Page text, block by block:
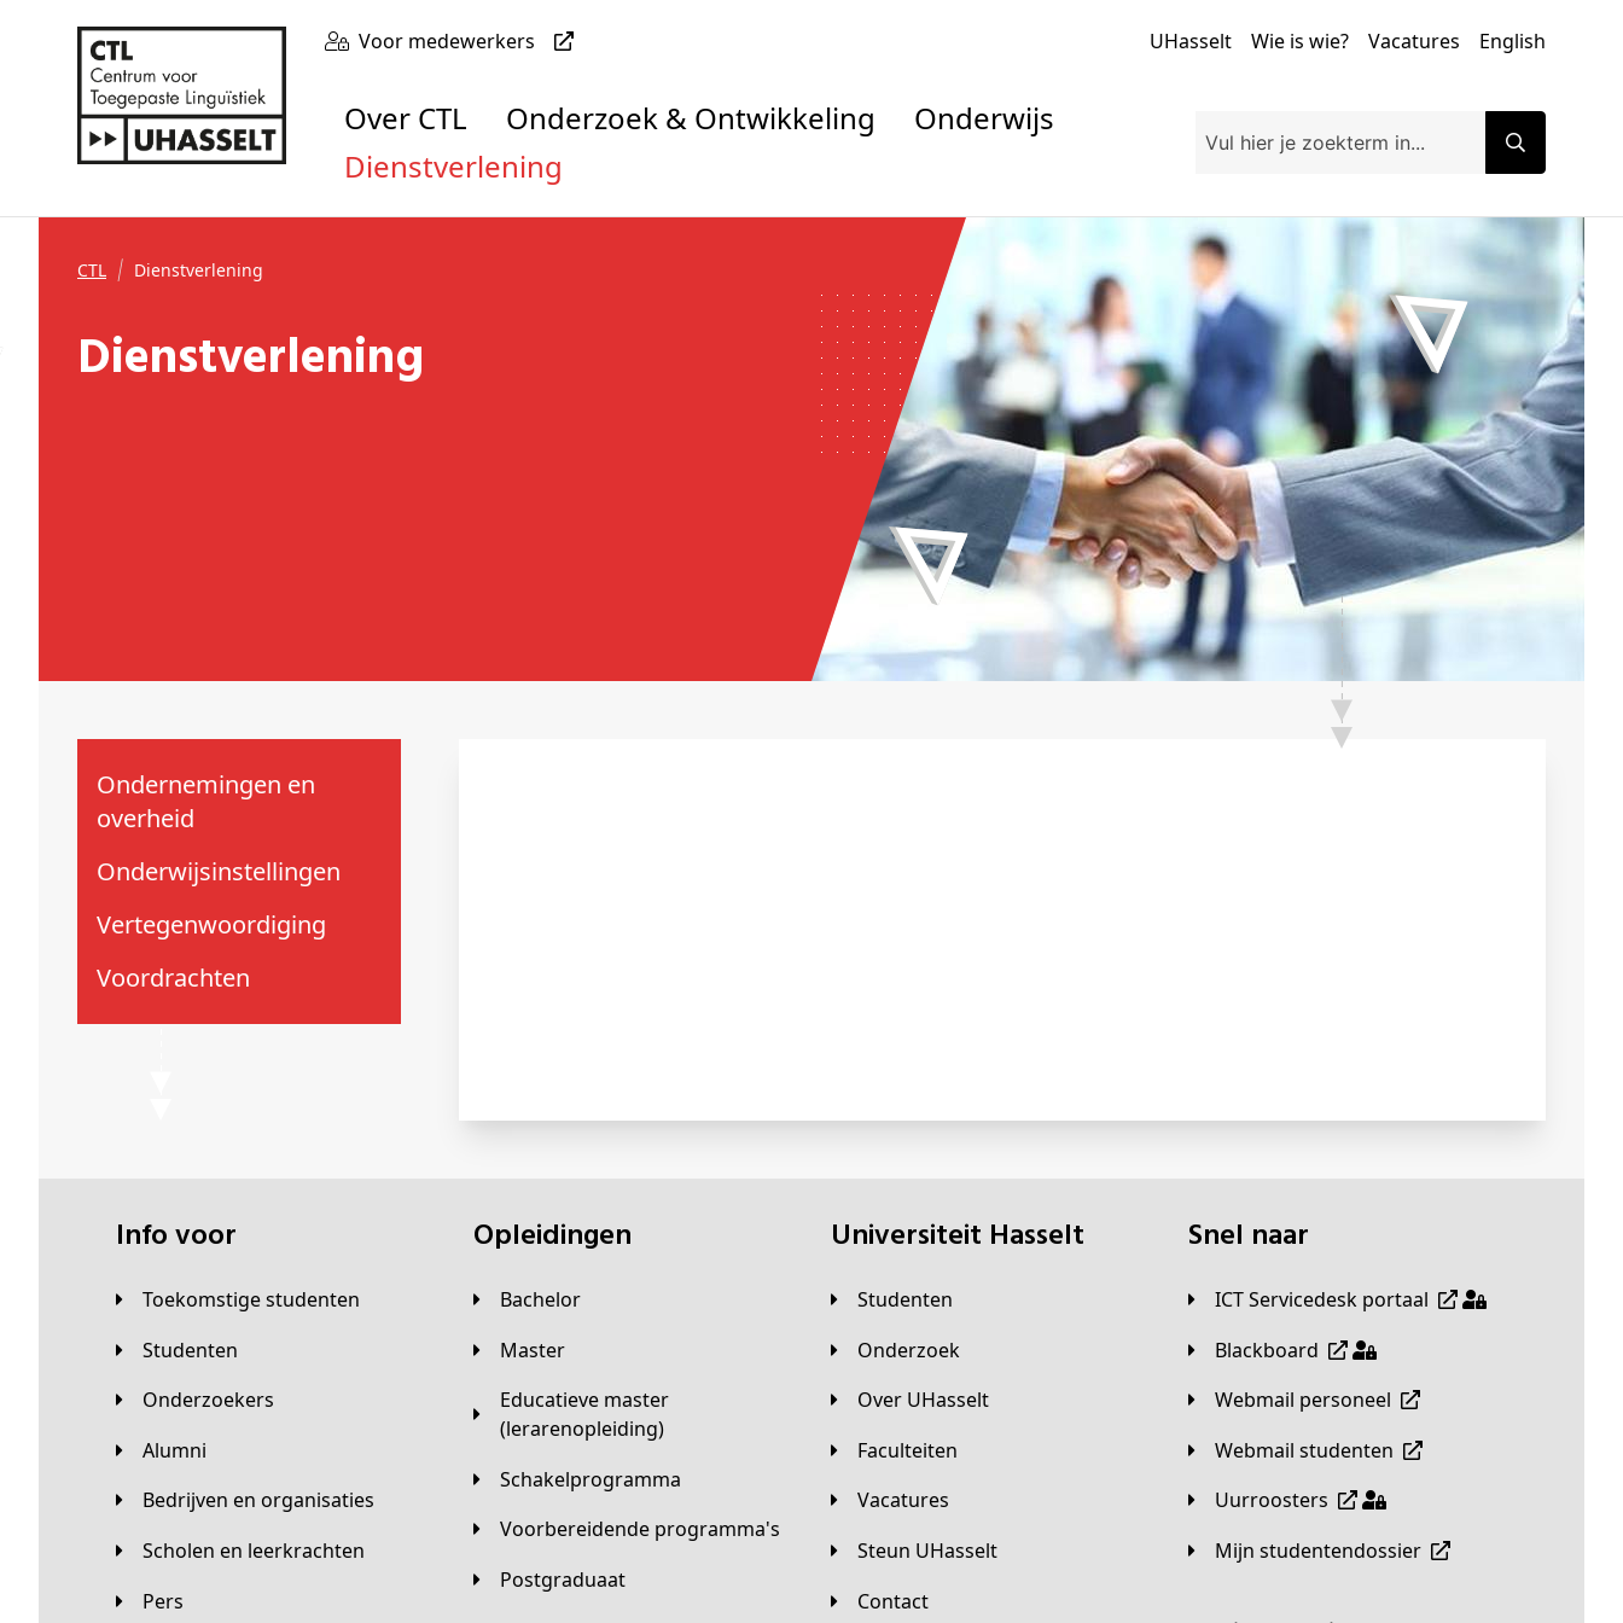
Voor medewerkers UHasselt Wie is wie? Vacatures English
Over CTL Onderzoek & Ontwikkeling
Onderwijs
Dienstverlening
CTL Dienstverlening
Dienstverlening
Ondernemingen en
overheid
Onderwijsinstellingen
Vertegenwoordiging
Voordrachten
Info voor
Toekomstige studenten
Studenten
Onderzoekers
Alumni
Bedrijven en organisaties
Scholen en leerkrachten
Pers
Opleidingen
Bachelor
Master
Educatieve master
(lerarenopleiding)
Schakelprogramma
Voorbereidende programma's
Postgraduaat
universiteit Hasselt
Studenten
Onderzoek
Over UHasselt
Faculteiten
Vacatures
Steun UHasselt
Contact
Snel naar
ICT Servicedesk portaal
Blackboard
Webmail personeel
Webmail studenten
Uurroosters
Mijn studentendossier